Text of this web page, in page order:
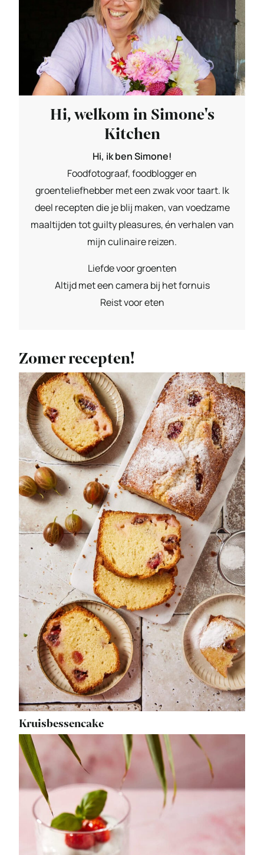
Hi, welkom in Simone's
Kitchen
Hi, ik ben Simone!
Foodfotograaf, foodblogger en
groenteliefhebber met een zwak voor taart. Ik
deel recepten die je blij maken, van voedzame
maaltijden tot guilty pleasures, én verhalen van
mijn culinaire reizen.
Liefde voor groenten
Altijd met een camera bij het fornuis
Reist voor eten
Zomer recepten!
Kruisbessencake